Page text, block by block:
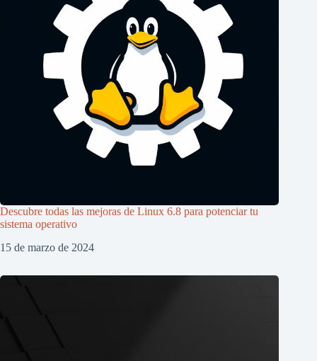
Descubre todas las mejoras de Linux 6.8 para potenciar tu
sistema operativo
15 de marzo de 2024